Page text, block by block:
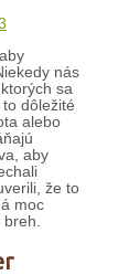
nás
sa
dôležité
alebo
aby
že to
moc